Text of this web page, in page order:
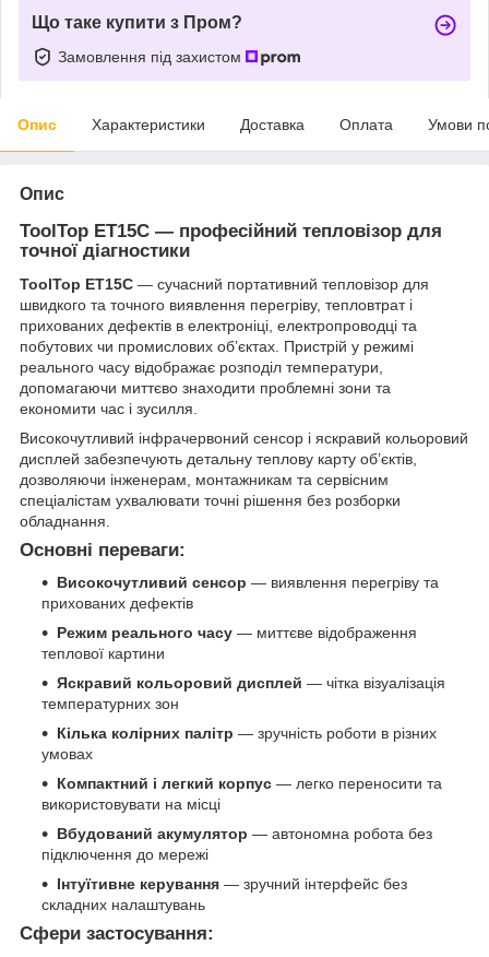
Що таке купити з Пром?
Замовлення під захистом
Опис Характеристики Доставка Оплата Умови
Опис
ToolTop ET15C — професійний тепловізор для
точної діагностики
ToolTop ET15C — сучасний портативний тепловізор для
швидкого та точного виявлення перегріву, тепловтрат і
прихованих дефектів в електроніці, електропроводці та
побутових чи промислових об’єктах. Пристрій у режимі
реального часу відображає розподіл температури,
допомагаючи миттєво знаходити проблемні зони та
економити час і зусилля.
Високочутливий інфрачервоний сенсор і яскравий кольоровий
дисплей забезпечують детальну теплову карту об’єктів,
дозволяючи інженерам, монтажникам та сервісним
спеціалістам ухвалювати точні рішення без розборки
обладнання.
Основні переваги:
Високочутливий сенсор — виявлення перегріву та
прихованих дефектів
Режим реального часу — миттєве відображення
теплової картини
Яскравий кольоровий дисплей — чітка візуалізація
температурних зон
Кілька колірних палітр — зручність роботи в різних
умовах
Компактний і легкий корпус — легко переносити та
використовувати на місці
Вбудований акумулятор — автономна робота без
підключення до мережі
Інтуїтивне керування — зручний інтерфейс без
складних налаштувань
Сфери застосування: